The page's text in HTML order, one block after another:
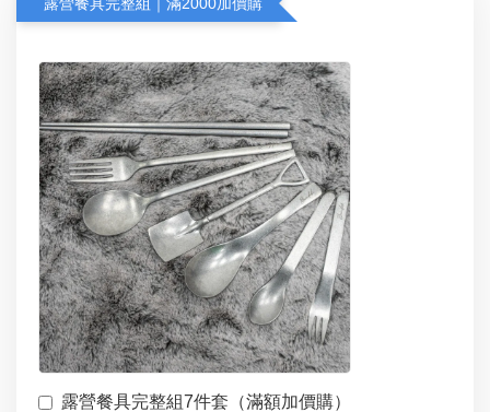
露營餐具完整組7件套（滿額加價購）